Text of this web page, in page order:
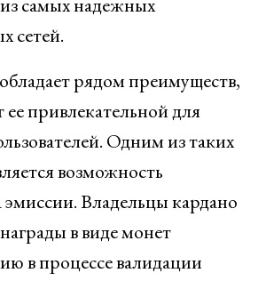
сетей.
рядом преимуществ,
привлекательной для
Одним из таких
возможность
эмиссии. Владельцы кардано
в виде монет
в процессе валидации